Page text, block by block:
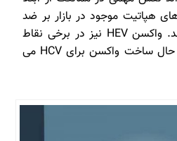
هپاتیت موجود در بازار بر ضد
HAV و HBV عمل می کنند. واکسن HEV نیز در برخی نقاط
وجود دارد. دانشمندان در حال ساخت واکسن برای HCV می